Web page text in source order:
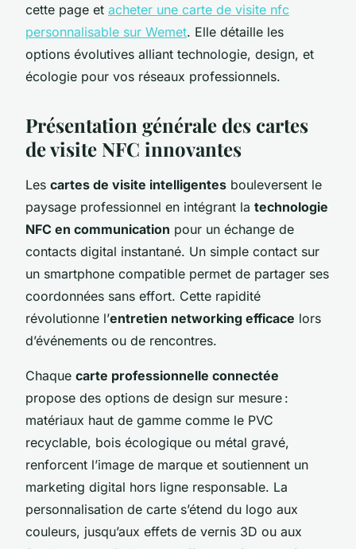
cette page et acheter une carte de visite nfc
personnalisable sur Wemet. Elle détaille les
options évolutives alliant technologie, design, et
écologie pour vos réseaux professionnels.
Présentation générale des cartes
de visite NFC innovantes
Les cartes de visite intelligentes bouleversent le
paysage professionnel en intégrant la technologie
NFC en communication pour un échange de
contacts digital instantané. Un simple contact sur
un smartphone compatible permet de partager ses
coordonnées sans effort. Cette rapidité
révolutionne l’entretien networking efficace lors
d’événements ou de rencontres.
Chaque carte professionnelle connectée
propose des options de design sur mesure :
matériaux haut de gamme comme le PVC
recyclable, bois écologique ou métal gravé,
renforcent l’image de marque et soutiennent un
marketing digital hors ligne responsable. La
personnalisation de carte s’étend du logo aux
couleurs, jusqu’aux effets de vernis 3D ou aux